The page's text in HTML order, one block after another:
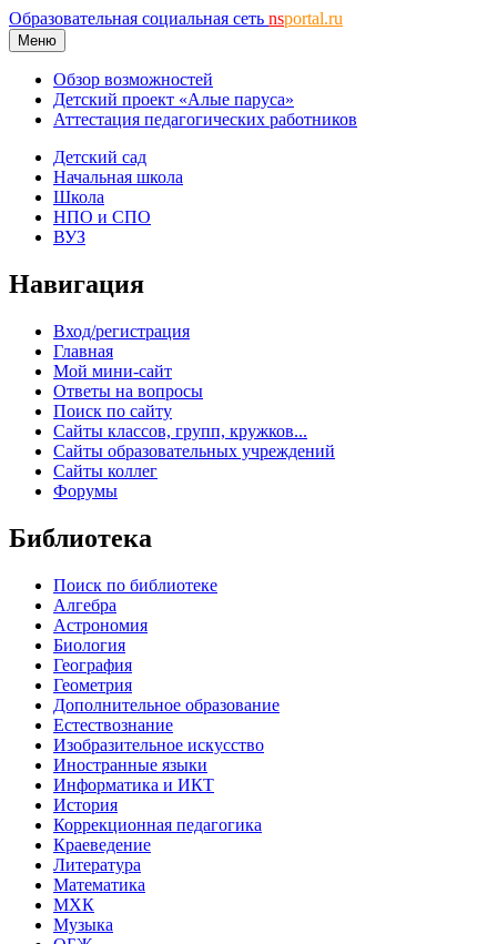
Образовательная социальная сеть nsportal.ru
Меню
Обзор возможностей
Детский проект «Алые паруса»
Аттестация педагогических работников
Детский сад
Начальная школа
Школа
НПО и СПО
ВУЗ
Навигация
Вход/регистрация
Главная
Мой мини-сайт
Ответы на вопросы
Поиск по сайту
Сайты классов, групп, кружков...
Сайты образовательных учреждений
Сайты коллег
Форумы
Библиотека
Поиск по библиотеке
Алгебра
Астрономия
Биология
География
Геометрия
Дополнительное образование
Естествознание
Изобразительное искусство
Иностранные языки
Информатика и ИКТ
История
Коррекционная педагогика
Краеведение
Литература
Математика
МХК
Музыка